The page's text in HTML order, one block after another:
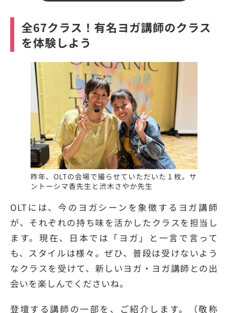
全67クラス！有名ヨガ講師のクラス
を体験しよう
昨年、OLTの会場で撮らせていただいた１枚。サ
ントーシマ香先生と渋木さやか先生
OLTには、今のヨガシーンを象徴するヨガ講師
が、それぞれの持ち味を活かしたクラスを担当し
ます。現在、日本では「ヨガ」と一言で言って
も、スタイルは様々。ぜひ、普段は受けないよう
なクラスを受けて、新しいヨガ・ヨガ講師との出
会いを楽しんでくださいね。
登壇する講師の一部を、ご紹介します。（敬称